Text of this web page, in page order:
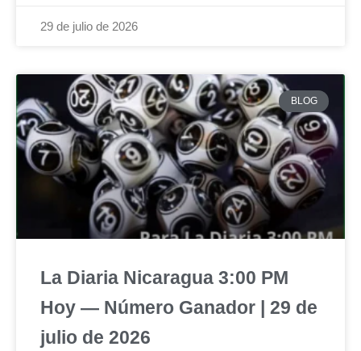
29 de julio de 2026
BLOG
La Diaria Nicaragua 3:00 PM
Hoy — Número Ganador | 29 de
julio de 2026